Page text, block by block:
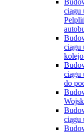
ciągu
ciągu
ciągu
do
ciągu